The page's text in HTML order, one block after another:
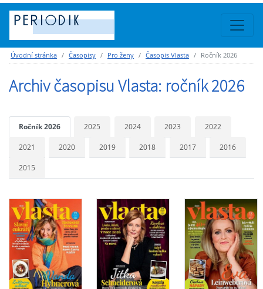
Úvodní stránka Časopisy Pro ženy Časopis Vlasta Ročník 2026
Archiv časopisu Vlasta: ročník 2026
Ročník 2026 2025 2024 2023 2022
2021 2020 2019 2018 2017 2016
2015